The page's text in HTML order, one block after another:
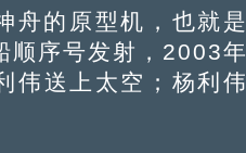
的原型机，也就是
顺序号发射，2003年
伟送上太空；杨利伟